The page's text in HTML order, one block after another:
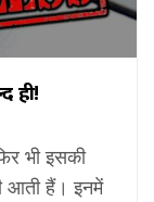
ही!
भी इसकी
आती हैं। इनमें